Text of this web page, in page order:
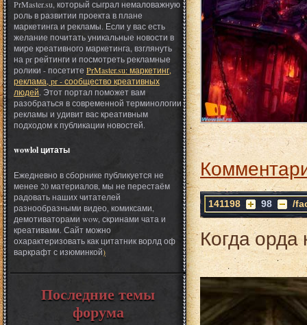
PrMaster.su, который сыграл немаловажную
роль в развитии проекта в плане
маркетинга и рекламы. Если у вас есть
желание почитать уникальные новости в
мире креативного маркетинга, взглянуть
на pr рейтинги и посмотреть рекламные
ролики - посетите PrMaster.su: маркетинг,
реклама, pr - сообщество креативных
людей. Этот портал поможет вам
разобраться в современной терминологии
рекламы и удивит вас креативным
подходом к публикации новостей.
wowlol цитаты
Ежедневно в сборнике публикуется не
менее 20 материалов, мы не перестаём
радовать наших читателей
разнообразными видео, комиксами,
демотиваторами wow, скринами чата и
креативами. Сайт можно
охарактеризовать как цитатник ворлд оф
варкрафт с изюминкой)
Последние темы
форума
141198 98 /
Когда орда